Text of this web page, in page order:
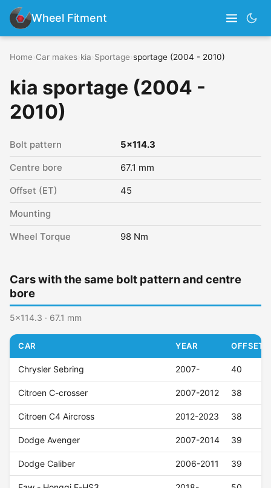
Wheel Fitment
Home Car makes kia Sportage sportage (2004 - 2010)
kia sportage (2004 -
2010)
Bolt pattern 5x114.3
Centre bore 67.1 mm
Offset (ET) 45
Mounting
Wheel Torque 98 Nm
Cars with the same bolt pattern and centre
bore
5x114.3 · 67.1 mm
CAR YEAR OFFSET
Chrysler Sebring 2007- 40
Citroen C-crosser 2007-2012 38
Citroen C4 Aircross 2012-2023 38
Dodge Avenger 2007-2014 39
Dodge Caliber 2006-2011 39